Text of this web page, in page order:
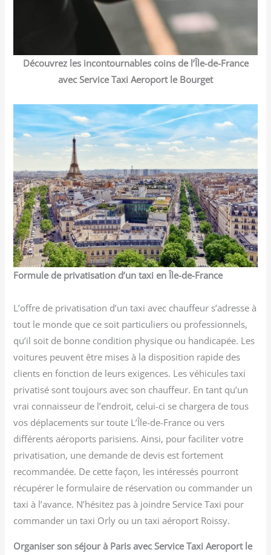
Découvrez les incontournables coins de l’Île-de-France
avec Service Taxi Aeroport le Bourget
Formule de privatisation d’un taxi en Île-de-France
L’offre de privatisation d’un taxi avec chauffeur s’adresse à
tout le monde que ce soit particuliers ou professionnels,
qu’il soit de bonne condition physique ou handicapée. Les
voitures peuvent être mises à la disposition rapide des
clients en fonction de leurs exigences. Les véhicules taxi
privatisé sont toujours avec son chauffeur. En tant qu’un
vrai connaisseur de l’endroit, celui-ci se chargera de tous
vos déplacements sur toute L’Île-de-France ou vers
différents aéroports parisiens. Ainsi, pour faciliter votre
privatisation, une demande de devis est fortement
recommandée. De cette façon, les intéressés pourront
récupérer le formulaire de réservation ou commander un
taxi à l’avance. N’hésitez pas à joindre Service Taxi pour
commander un taxi Orly ou un taxi aéroport Roissy.
Organiser son séjour à Paris avec Service Taxi Aeroport le